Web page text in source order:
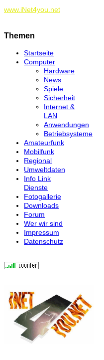
www.iNet4you.net
Themen
Startseite
Computer
Hardware
News
Spiele
Sicherheit
Internet &
LAN
Anwendungen
Betriebsysteme
Amateurfunk
Mobilfunk
Regional
Umweltdaten
Info Link
Dienste
Fotogallerie
Downloads
Forum
Wer wir sind
Impressum
Datenschutz